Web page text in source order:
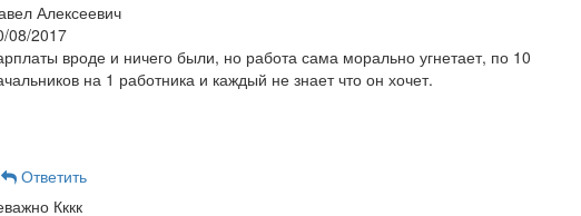
Алексеевич
08/2017
вроде и ничего были, но работа сама морально угнетает, по 10
на 1 работника и каждый не знает что он хочет.
Ответить
Кккк